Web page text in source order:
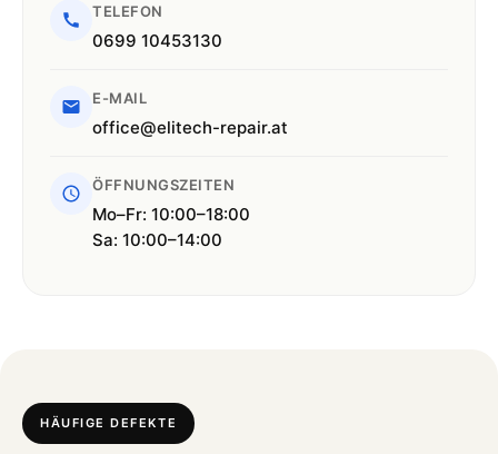
TELEFON
0699 10453130
E-MAIL
office@elitech-repair.at
ÖFFNUNGSZEITEN
Mo–Fr: 10:00–18:00
Sa: 10:00–14:00
HÄUFIGE DEFEKTE